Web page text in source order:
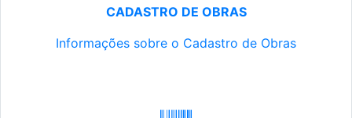
CADASTRO DE OBRAS
Informações sobre o Cadastro de Obras